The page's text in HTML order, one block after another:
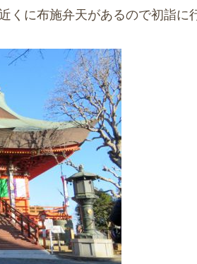
くに布施弁天があるので初詣に